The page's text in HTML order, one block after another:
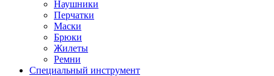
Наушники
Перчатки
Маски
Брюки
Жилеты
Ремни
Специальный инструмент